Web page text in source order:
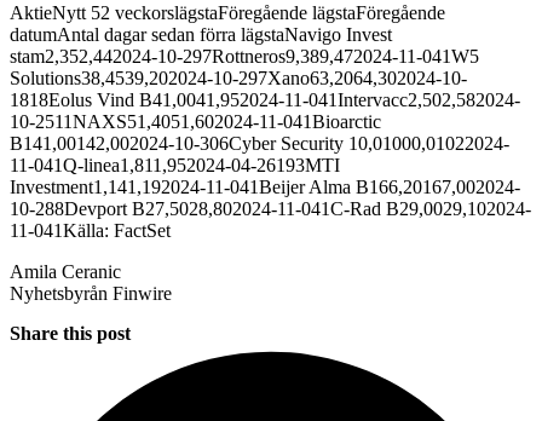
AktieNytt 52 veckorslägstaFöregående lägstaFöregående
datumAntal dagar sedan förra lägstaNavigo Invest
stam2,352,442024-10-297Rottneros9,389,472024-11-041W5
Solutions38,4539,202024-10-297Xano63,2064,302024-10-
1818Eolus Vind B41,0041,952024-11-041Intervacc2,502,582024-
10-2511NAXS51,4051,602024-11-041Bioarctic
B141,00142,002024-10-306Cyber Security 10,01000,01022024-
11-041Q-linea1,811,952024-04-26193MTI
Investment1,141,192024-11-041Beijer Alma B166,20167,002024-
10-288Devport B27,5028,802024-11-041C-Rad B29,0029,102024-
11-041Källa: FactSet
Amila Ceranic
Nyhetsbyrån Finwire
Share this post